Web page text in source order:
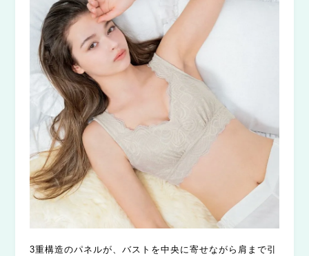
3重構造のパネルが、バストを中央に寄せながら肩まで引